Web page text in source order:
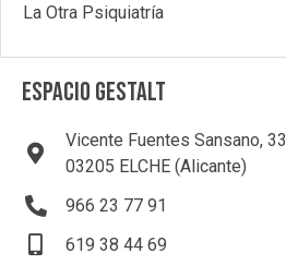
La Otra Psiquiatría
ESPACIO GESTALT
Vicente Fuentes Sansano, 33
03205 ELCHE (Alicante)
966 23 77 91
619 38 44 69